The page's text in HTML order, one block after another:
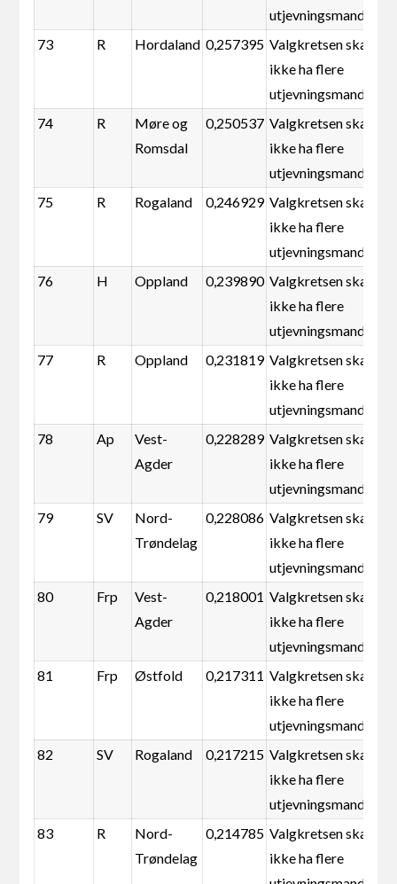
utjevningsmandater
73
R Hordaland 0,257395 Valgkretsen skal
ikke ha flere
utjevningsmandater
74
R
Møre og
Romsdal
0,250537 Valgkretsen skal
ikke ha flere
utjevningsmandater
75
R Rogaland 0,246929 Valgkretsen skal
ikke ha flere
utjevningsmandater
76
H Oppland 0,239890 Valgkretsen skal
ikke ha flere
utjevningsmandater
77
R Oppland 0,231819 Valgkretsen skal
ikke ha flere
utjevningsmandater
78
Ap
Vest-
Agder
0,228289 Valgkretsen skal
ikke ha flere
utjevningsmandater
79
SV
Nord-
Trøndelag
0,228086 Valgkretsen skal
ikke ha flere
utjevningsmandater
80
Frp
Vest-
Agder
0,218001 Valgkretsen skal
ikke ha flere
utjevningsmandater
81
Frp Østfold 0,217311 Valgkretsen skal
ikke ha flere
utjevningsmandater
82
SV Rogaland 0,217215 Valgkretsen skal
ikke ha flere
utjevningsmandater
83
R
Nord-
Trøndelag
0,214785 Valgkretsen skal
ikke ha flere